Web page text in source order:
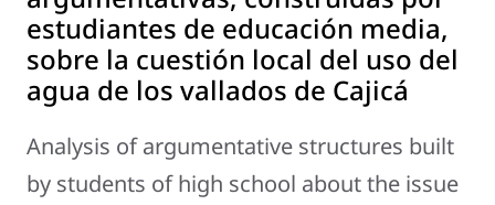
estudiantes de educación media,
sobre la cuestión local del uso del
agua de los vallados de Cajicá
Analysis of argumentative structures built
by students of high school about the issue